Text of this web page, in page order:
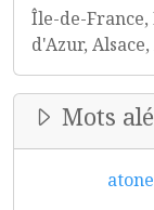
Île-de-France,
d'Azur,
Mots
atone